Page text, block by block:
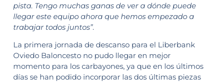
pista. Tengo muchas ganas de ver a dónde puede
llegar este equipo ahora que hemos empezado a
trabajar todos juntos”.
La primera jornada de descanso para el Liberbank
Oviedo Baloncesto no pudo llegar en mejor
momento para los carbayones, ya que en los últimos
días se han podido incorporar las dos últimas piezas